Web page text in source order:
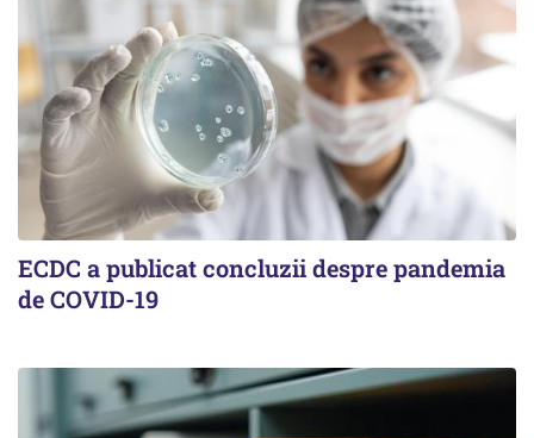
ECDC a publicat concluzii despre pandemia
de COVID-19